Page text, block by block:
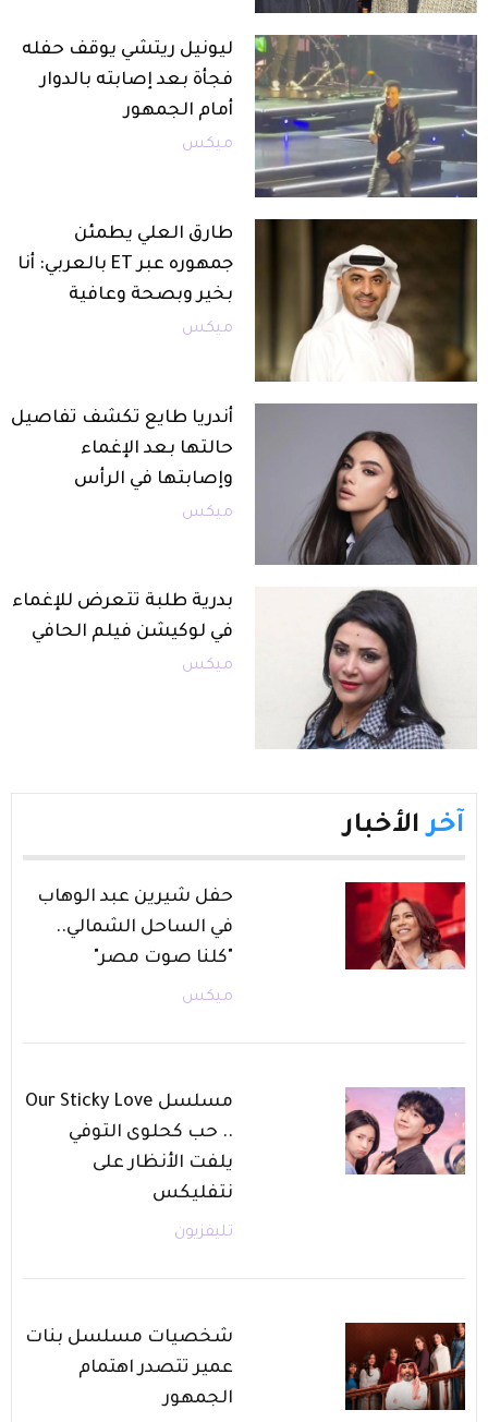
ليونيل ريتشي يوقف حفله
فجأة بعد إصابته بالدوار
أمام الجمهور
ميكس
طارق العلي يطمئن
جمهوره عبر ET بالعربي: أنا
بخير وبصحة وعافية
ميكس
أندريا طايع تكشف تفاصيل
حالتها بعد الإغماء
وإصابتها في الرأس
ميكس
بدرية طلبة تتعرض للإغماء
في لوكيشن فيلم الحافي
ميكس
آخر الأخبار
حفل شيرين عبد الوهاب
في الساحل الشمالي..
"كلنا صوت مصر"
ميكس
مسلسل Our Sticky Love
.. حب كحلوى التوفي
يلفت الأنظار على
نتفليكس
تليفزيون
شخصيات مسلسل بنات
عمير تتصدر اهتمام
الجمهور